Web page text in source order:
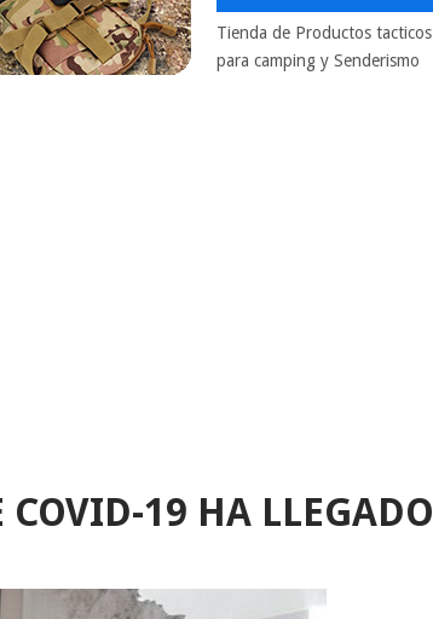
Tienda de Productos tacticos
para camping y Senderismo
19 HA LLEGADO